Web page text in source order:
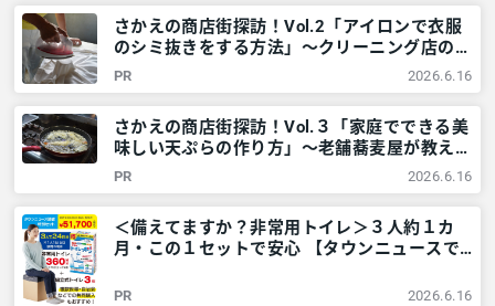
さかえの商店街探訪！Vol.2「アイロンで衣服
のシミ抜きをする方法」～クリーニング店の家
庭でできる技～ – 神奈川・東京多摩のご近所
情報 – レアリア
PR 2026.6.16
さかえの商店街探訪！Vol.３「家庭でできる美
味しい天ぷらの作り方」～老舗蕎麦屋が教える
一工夫～ – 神奈川・東京多摩のご近所情報 –
レアリア
PR 2026.6.16
＜備えてますか？非常用トイレ＞３人約１カ
月・この１セットで安心 【タウンニュースで
レアリア
PR 2026.6.16